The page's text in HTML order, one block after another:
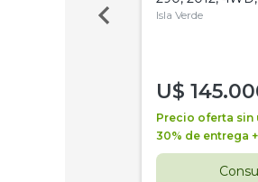
Isla Verde
U$
Precio oferta sin
30% de entrega